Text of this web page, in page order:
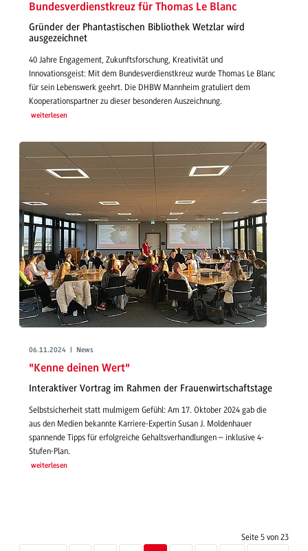
Bundesverdienstkreuz für Thomas Le Blanc
Gründer der Phantastischen Bibliothek Wetzlar wird
ausgezeichnet
40 Jahre Engagement, Zukunftsforschung, Kreativität und
Innovationsgeist: Mit dem Bundesverdienstkreuz wurde Thomas Le Blanc
für sein Lebenswerk geehrt. Die DHBW Mannheim gratuliert dem
Kooperationspartner zu dieser besonderen Auszeichnung.
weiterlesen
06.11.2024 | News
"Kenne deinen Wert"
Interaktiver Vortrag im Rahmen der Frauenwirtschaftstage
Selbstsicherheit statt mulmigem Gefühl: Am 17. Oktober 2024 gab die
aus den Medien bekannte Karriere-Expertin Susan J. Moldenhauer
spannende Tipps für erfolgreiche Gehaltsverhandlungen – inklusive 4-
Stufen-Plan.
weiterlesen
Seite 5 von 23